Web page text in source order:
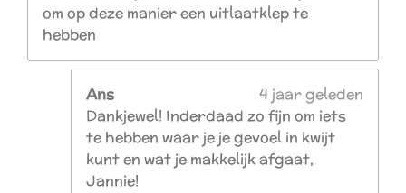
om op deze manier een uitlaatklep te
hebben
Ans
4 jaar geleden
Dankjewel! Inderdaad zo fijn om iets
te hebben waar je je gevoel in kwijt
kunt en wat je makkelijk afgaat,
Jannie!